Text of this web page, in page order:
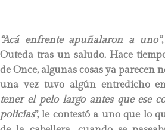
“Acá enfrente apuñalaron a uno”
Outeda tras un saludo. Hace
de Once, algunas cosas ya parecen
una vez tuvo algún entredicho
tener el pelo largo antes que ese
policías”, le contestó a uno que lo